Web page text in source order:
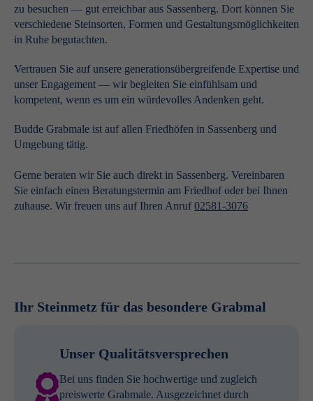
zu besuchen — gut erreichbar aus Sassenberg. Dort können Sie
verschiedene Steinsorten, Formen und Gestaltungsmöglichkeiten
in Ruhe begutachten.
Vertrauen Sie auf unsere generationsübergreifende Expertise und
unser Engagement — wir begleiten Sie einfühlsam und
kompetent, wenn es um ein würdevolles Andenken geht.
Budde Grabmale ist auf allen Friedhöfen in Sassenberg und
Umgebung tätig.
Gerne beraten wir Sie auch direkt in Sassenberg. Vereinbaren
Sie einfach einen Beratungstermin am Friedhof oder bei Ihnen
zuhause. Wir freuen uns auf Ihren Anruf02581-3076
Ihr Steinmetz für das besondere Grabmal
Unser Qualitätsversprechen
Bei uns finden Sie hochwertige und zugleich
preiswerte Grabmale. Ausgezeichnet durch